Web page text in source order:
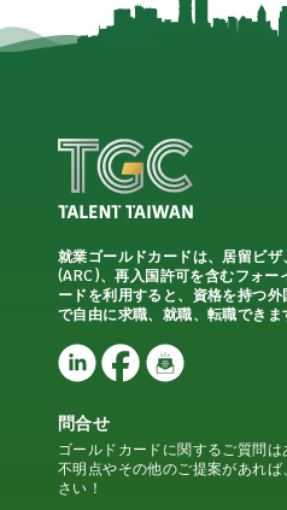
就業ゴールドカードは、居留ビ
(ARC)、再入国許可を含むフォー
ードを利用すると、資格を持つ
で自由に求職、就職、転職できま
問合せ
ゴールドカードに関するご質問
不明点やその他のご提案があれ
さい！